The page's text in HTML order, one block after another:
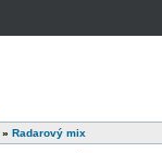
» Radarový mix